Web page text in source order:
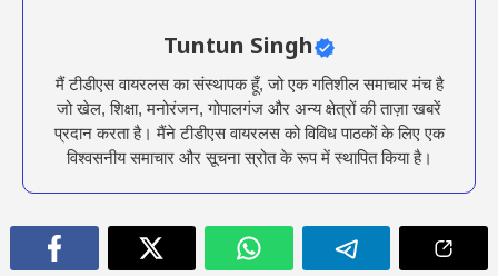
Tuntun Singh
मैं टीडीएस वायरलस का संस्थापक हूँ, जो एक गतिशील समाचार मंच है
जो खेल, शिक्षा, मनोरंजन, गोपालगंज और अन्य क्षेत्रों की ताज़ा खबरें
प्रदान करता है। मैंने टीडीएस वायरलस को विविध पाठकों के लिए एक
विश्वसनीय समाचार और सूचना स्रोत के रूप में स्थापित किया है।